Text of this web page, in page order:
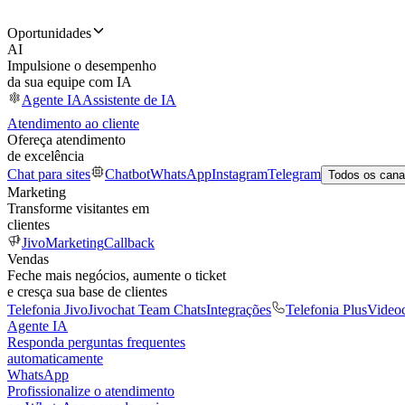
Oportunidades
AI
Impulsione o desempenho
da sua equipe com IA
Agente IAAssistente de IA
Atendimento ao cliente
Ofereça atendimento
de excelência
Chat para sites
ChatbotWhatsAppInstagramTelegram Todos os
Marketing
Transforme visitantes em
clientes
JivoMarketingCallback
Vendas
Feche mais negócios, aumente o ticket
e cresça sua base de clientes
Telefonia JivoJivochat Team ChatsIntegrações Telefonia Plus
Agente IA
Responda perguntas frequentes
automaticamente
WhatsApp
Profissionalize o atendimento